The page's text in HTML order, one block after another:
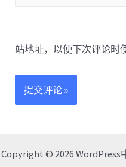
站地址，以便下次评论时
Copyright © 2026 WordPress